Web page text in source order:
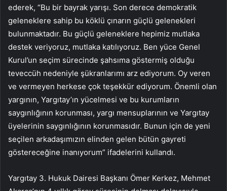
ederek, “Bu bir bayrak yarışı. Son derece demokratik
geleneklere sahip bu köklü çınarın güçlü gelenekleri
bulunmaktadır. Bu güçlü geleneklere hepimiz mutlaka
destek veriyoruz, mutlaka katılıyoruz. Ben yüce Genel
Kurul’un seçim sürecinde şahsıma göstermiş olduğu
teveccüh nedeniyle şükranlarımı arz ediyorum. Oy veren
ve vermeyen herkese çok teşekkür ediyorum. Önemli olan
yargının, Yargıtay’ın yücelmesi ve bu kurumların
saygınlığının korunması, yargı mensuplarının ve Yargıtay
üyelerinin saygınlığının korunmasıdır. Bunun için de yeni
seçilen arkadaşımızın elinden gelen bütün gayreti
göstereceğine inanıyorum” ifadelerini kullandı.
Yargıtay 3. Hukuk Dairesi Başkanı Ömer Kerkez, Mehmet